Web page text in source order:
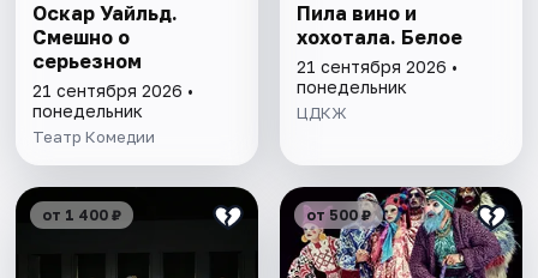
Оскар Уайльд.
Смешно о
серьезном
21 сентября 2026 •
понедельник
Театр Комедии
Пила вино и
хохотала. Белое
21 сентября 2026 •
понедельник
ЦДКЖ
от 1 400 ₽ от 500 ₽